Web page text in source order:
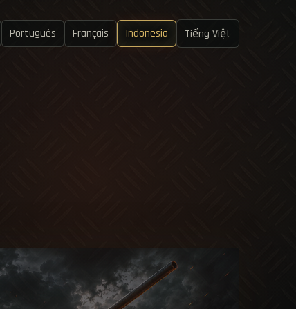
Português Français Indonesia Tiếng Việt